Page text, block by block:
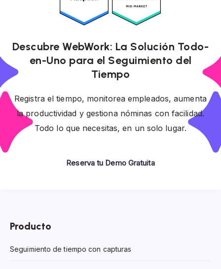
Descubre WebWork: La Solución Todo-
en-Uno para el Seguimiento del
Tiempo
Registra el tiempo, monitorea empleados, aumenta
la productividad y gestiona nóminas con facilidad.
Todo lo que necesitas, en un solo lugar.
Reserva tu Demo Gratuita
Producto
Seguimiento de tiempo con capturas